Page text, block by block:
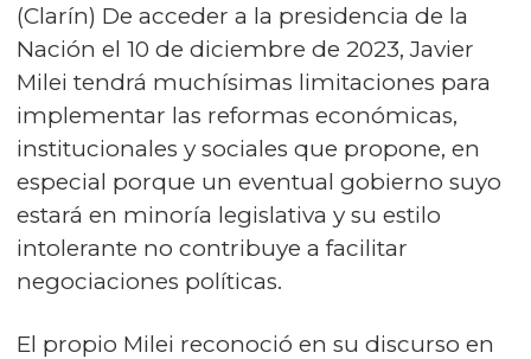
(Clarín) De acceder a la presidencia de la
Nación el 10 de diciembre de 2023, Javier
Milei tendrá muchísimas limitaciones para
implementar las reformas económicas,
institucionales y sociales que propone, en
especial porque un eventual gobierno suyo
estará en minoría legislativa y su estilo
intolerante no contribuye a facilitar
negociaciones políticas.
El propio Milei reconoció en su discurso en